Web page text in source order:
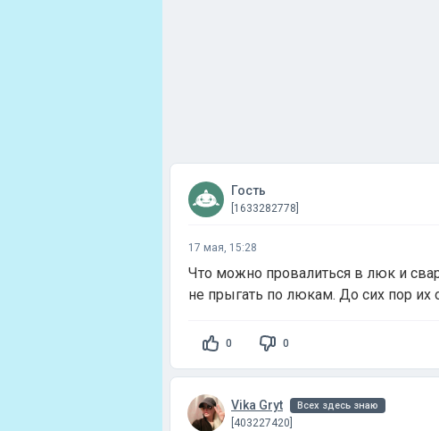
Гость
[1633282778]
17 мая, 15:28
Что можно провалиться в люк и
не прыгать по люкам. До сих пор их
0 0
Vika Gryt Всех здесь знаю
[403227420]